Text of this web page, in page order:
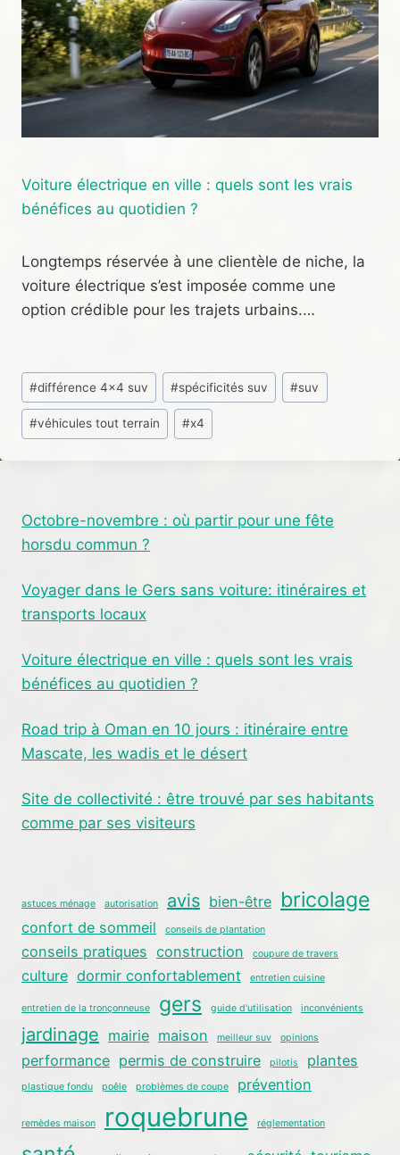
Voiture électrique en ville : quels sont les vrais
bénéfices au quotidien ?
Longtemps réservée à une clientèle de niche, la
voiture électrique s’est imposée comme une
option crédible pour les trajets urbains.…
Étiquettes
de
la
#différence 4x4 suv #spécificités suv #suv
#véhicules tout terrain #x4
Octobre-novembre : où partir pour une fête
horsdu commun ?
Voyager dans le Gers sans voiture: itinéraires et
transports locaux
Voiture électrique en ville : quels sont les vrais
bénéfices au quotidien ?
Road trip à Oman en 10 jours : itinéraire entre
Mascate, les wadis et le désert
Site de collectivité : être trouvé par ses habitants
comme par ses visiteurs
astuces ménage autorisation avis bien-être bricolage
confort de sommeil conseils de plantation
conseils pratiques construction coupure de travers
culture dormir confortablement entretien cuisine
entretien de la tronçonneuse gers guide d'utilisation inconvénients
jardinage mairie maison meilleur suv opinions
performance permis de construire pilotis plantes
plastique fondu poêle problèmes de coupe prévention
remèdes maison roquebrune réglementation